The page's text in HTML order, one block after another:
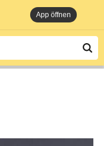
App öffnen